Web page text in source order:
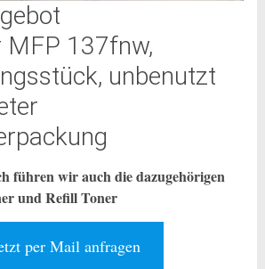
MFP 137fnw,
unbenutzt
führen wir auch die dazugehörigen
und Refill Toner
per Mail anfragen